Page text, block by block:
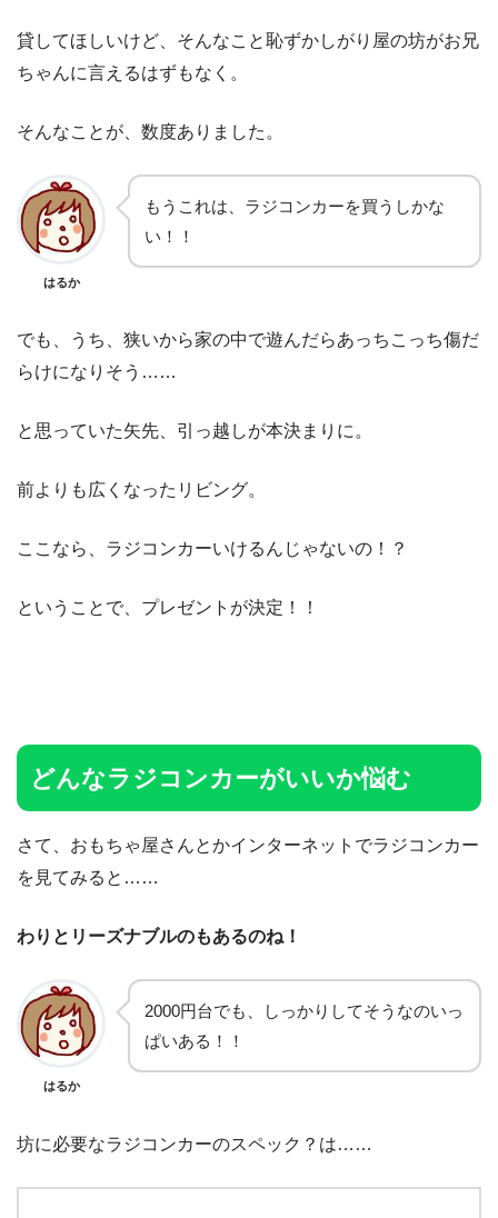
貸してほしいけど、そんなこと恥ずかしがり屋の坊がお兄
ちゃんに言えるはずもなく。
そんなことが、数度ありました。
はるか
もうこれは、ラジコンカーを買うしかな
い！！
でも、うち、狭いから家の中で遊んだらあっちこっち傷だ
らけになりそう……
と思っていた矢先、引っ越しが本決まりに。
前よりも広くなったリビング。
ここなら、ラジコンカーいけるんじゃないの！？
ということで、プレゼントが決定！！
どんなラジコンカーがいいか悩む
さて、おもちゃ屋さんとかインターネットでラジコンカー
を見てみると……
わりとリーズナブルのもあるのね！
はるか
2000円台でも、しっかりしてそうなのいっ
ぱいある！！
坊に必要なラジコンカーのスペック？は……